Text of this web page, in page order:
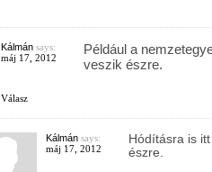
Kálmánsays:
máj 17, 2012
Válasz
Például a
veszik észre.
Kálmánsays:
máj 17, 2012
Hódításra is
észre.